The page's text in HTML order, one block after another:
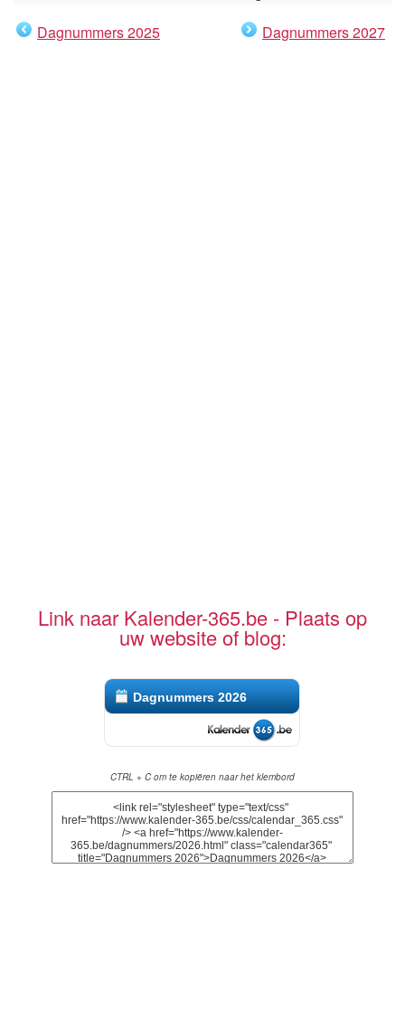
Dagnummers 2025 Dagnummers 2027
Link naar Kalender-365.be - Plaats op
uw website of blog:
Dagnummers 2026
CTRL + C om te kopiëren naar het klembord